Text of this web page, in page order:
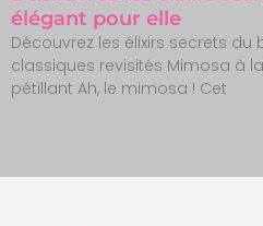
élégant pour elle
Découvrez les élixirs secrets
classiques revisités Mimosa à
pétillant Ah, le mimosa ! Cet